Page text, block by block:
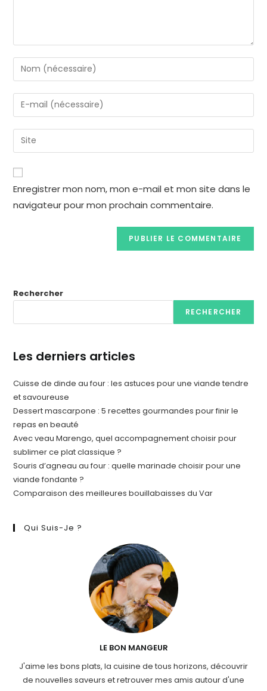
Enregistrer mon nom, mon e-mail et mon site dans le
navigateur pour mon prochain commentaire.
Rechercher
RECHERCHER
Les derniers articles
Cuisse de dinde au four : les astuces pour une viande tendre
et savoureuse
Dessert mascarpone : 5 recettes gourmandes pour finir le
repas en beauté
Avec veau Marengo, quel accompagnement choisir pour
sublimer ce plat classique ?
Souris d’agneau au four : quelle marinade choisir pour une
viande fondante ?
Comparaison des meilleures bouillabaisses du Var
Qui Suis-Je ?
LE BON MANGEUR
J'aime les bons plats, la cuisine de tous horizons, découvrir
de nouvelles saveurs et retrouver mes amis autour d'une